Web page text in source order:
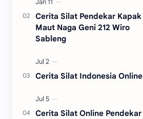
Cerita Silat Pendekar Kapak
Maut Naga Geni 212 Wiro
Sableng
Cerita Silat Indonesia Online
Cerita Silat Online Pendekar